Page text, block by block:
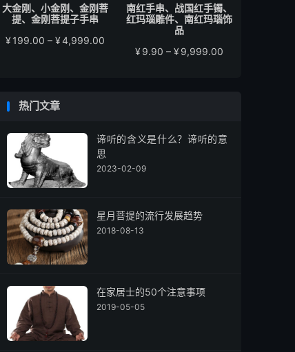
大金刚、小金刚、金刚菩
提、金刚菩提子手串
¥199.00 – ¥4,999.00
南红手串、战国红手镯、
红玛瑙雕件、南红玛瑙饰
品
¥9.90 – ¥9,999.00
¥9,999.00
热门文章
谛听的含义是什么？谛听的意
思
2023-02-09
星月菩提的流行发展趋势
2018-08-13
在家居士的50个注意事项
2019-05-05